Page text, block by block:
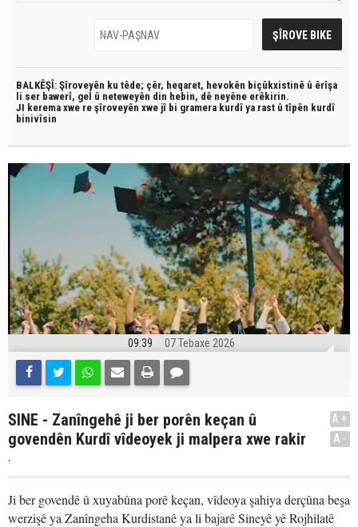
BALKÊŞÎ: Şîroveyên ku têde; çêr, heqaret, hevokên biçûkxistinê û êrîşa
li ser bawerî, gel û neteweyên din hebin, dê neyêne erêkirin.
JI kerema xwe re şîroveyên xwe jî bi gramera kurdî ya rast û tîpên kurdî
binivîsin
09:39 07 Tebaxe 2026
SINE - Zanîngehê ji ber porên keçan û
govendên Kurdî vîdeoyek ji malpera xwe rakir
.
A+
A-
Ji ber govendê û xuyabûna porê keçan, vîdeoya şahiya derçûna beşa
werzişê ya Zanîngeha Kurdistanê ya li bajarê Sineyê yê Rojhilatê